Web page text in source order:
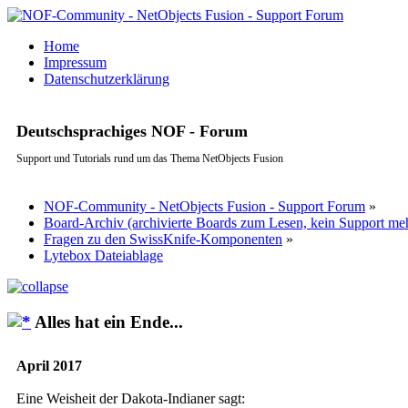
Home
Impressum
Datenschutzerklärung
Deutschsprachiges NOF - Forum
Support und Tutorials rund um das Thema NetObjects Fusion
NOF-Community - NetObjects Fusion - Support Forum »
Board-Archiv (archivierte Boards zum Lesen, kein Support
Fragen zu den SwissKnife-Komponenten »
Lytebox Dateiablage
Alles hat ein Ende...
April 2017
Eine Weisheit der Dakota-Indianer sagt: